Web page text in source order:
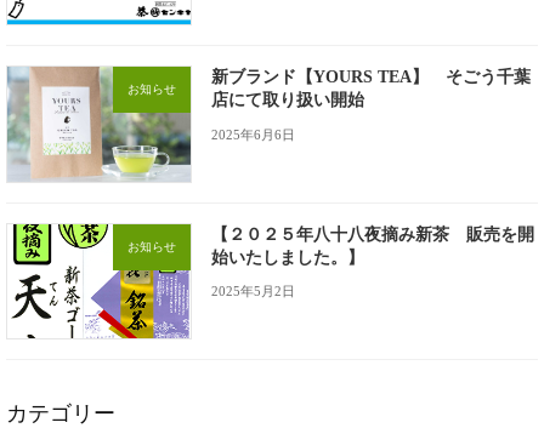
お知らせ
新ブランド【YOURS TEA】 そごう千葉
店にて取り扱い開始
2025年6月6日
お知らせ
【２０２５年八十八夜摘み新茶 販売を開
始いたしました。】
2025年5月2日
カテゴリー